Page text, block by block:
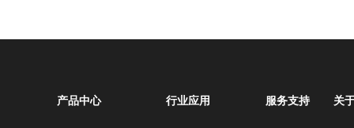
产品中心 行业应用 服务支持 关